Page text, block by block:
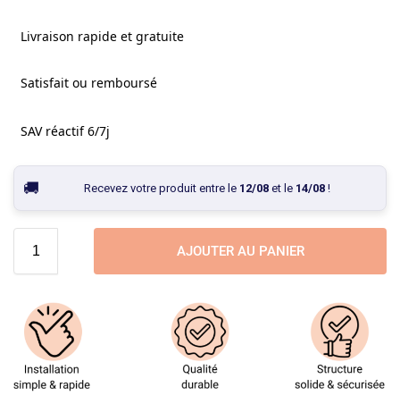
Livraison rapide et gratuite
Satisfait ou remboursé
SAV réactif 6/7j
Recevez votre produit entre le 12/08et le 14/08!
AJOUTER AU PANIER